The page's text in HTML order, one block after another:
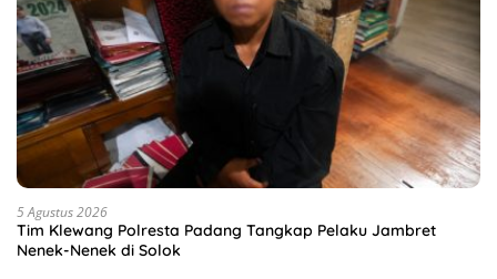
5 Agustus 2026
Tim Klewang Polresta Padang Tangkap Pelaku Jambret
Nenek-Nenek di Solok